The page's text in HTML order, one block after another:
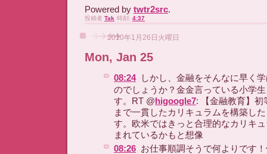
Powered by twtr2src.
投稿者 Tak 時刻: 4:37
2010年1月26日火曜日
Mon, Jan 25
08:24
しかし、金融をそんなに早く
のでしょうか？金金言っている小学
す。RT @higoogle7: 【金融教育】
まで一貫したカリキュラムを構築し
す。欧米ではきっと合理的なカリキ
まれているかもと想像
08:26 お仕事順調そうで何よりです